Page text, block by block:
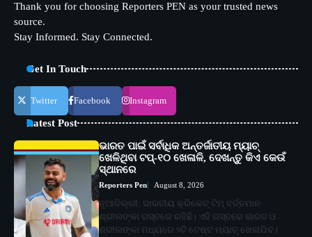
Thank you for choosing Reporters PEN as your trusted news
source.
Stay Informed. Stay Connected.
Get In Touch
Twitter Facebook Instagram
Latest Post
ଭାରତ ପାଇଁ ସର୍ବାଧିକ ଅନ୍ତର୍ଜାତୀୟ ମ୍ୟାଚ୍
ଖେଳିଥିବା ଟପ୍-୧୦ ଖେଳାଳି, ଦେଖନ୍ତୁ କିଏ କେଉଁ
ସ୍ଥାନରେ
Reporters Pen August 8, 2026
ନୂଆଦିଲ୍ଲୀ: ଭାରତୀୟ କ୍ରିକେଟ୍ ଟିମ୍ ବର୍ତ୍ତମାନ
ଶ୍ରୀଲଙ୍କା ଗସ୍ତରେ ରହିଛି। ଏହି ଗସ୍ତରେ ଭାରତ ଓ
ଶ୍ରୀଲଙ୍କା ମଧ୍ୟରେ ୨ଟି ଟେଷ୍ଟ ମ୍ୟାଚ୍ ଖେଳାଯିବ।